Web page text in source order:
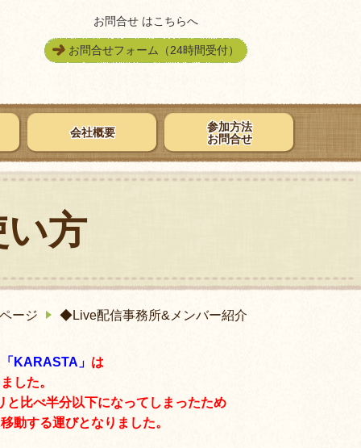
お問合せ はこちらへ
お問合せフォーム（24時間受付）
会社概要
参加方法
お問合せ
方
ージ ◆Live配信事務所&メンバー紹介
「KARASTA」 は
した。
比べ半分以下になってしまったため
動する運びとなりました。